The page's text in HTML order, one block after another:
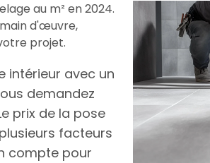
au m² en 2024.
d'œuvre,
projet.
intérieur avec un
demandez
prix de la pose
facteurs
compte pour